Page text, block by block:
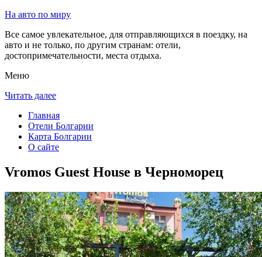
На авто по миру
Все самое увлекательное, для отправляющихся в поездку, на
авто и не только, по другим странам: отели,
достопримечательности, места отдыха.
Меню
Читать далее
Главная
Отели Болгарии
Карта Болгарии
О сайте
Vromos Guest House в Черноморец